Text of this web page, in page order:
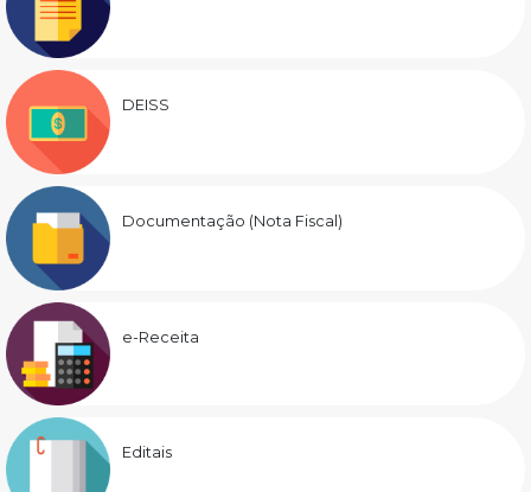
DEISS
Documentação (Nota Fiscal)
e-Receita
Editais